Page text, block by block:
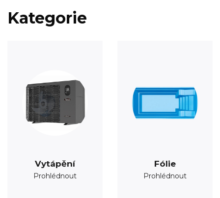
Kategorie
Vytápění
Prohlédnout
Fólie
Prohlédnout